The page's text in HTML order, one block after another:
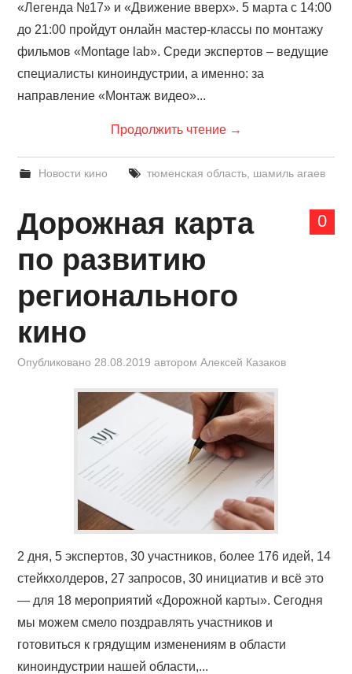
«Легенда №17» и «Движение вверх». 5 марта с 14:00
до 21:00 пройдут онлайн мастер-классы по монтажу
фильмов «Montage lab». Среди экспертов – ведущие
специалисты киноиндустрии, а именно: за
направление «Монтаж видео»...
Продолжить чтение →
Новости кино тюменская область, шамиль агаев
0
Дорожная карта
по развитию
регионального
кино
Опубликовано 28.08.2019 авторомАлексей Казаков
2 дня, 5 экспертов, 30 участников, более 176 идей, 14
стейкхолдеров, 27 запросов, 30 инициатив и всё это
— для 18 мероприятий «Дорожной карты». Сегодня
мы можем смело поздравлять участников и
готовиться к грядущим изменениям в области
киноиндустрии нашей области,...